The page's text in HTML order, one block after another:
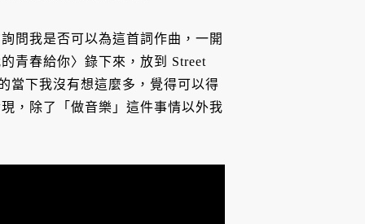
問我是否可以為這首詞作曲，一開
青春給你〉錄下來，放到 Street
當下我沒有想這麼多，覺得可以得
，除了「做音樂」這件事情以外我